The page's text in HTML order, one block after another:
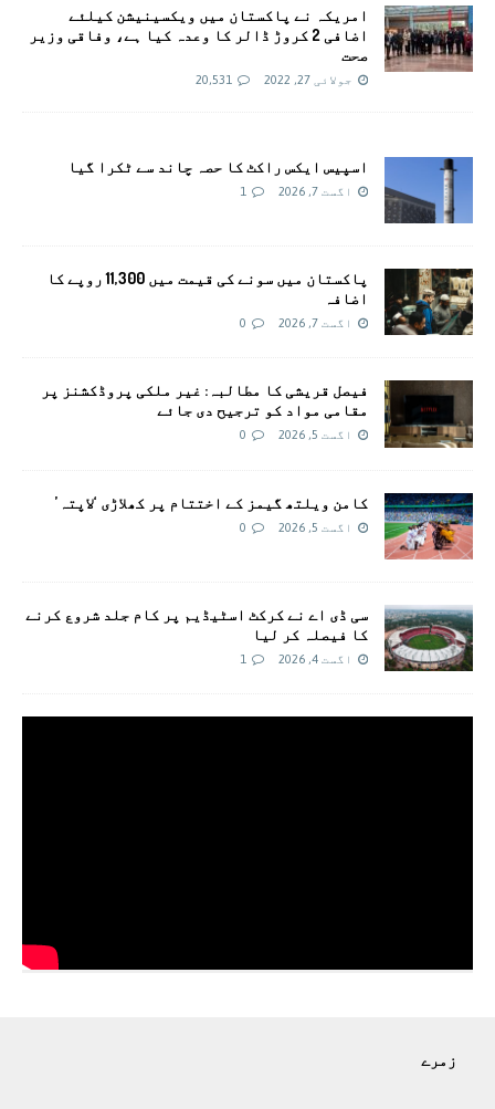
امريکہ نے پاکستان میں ویکسینیشن کیلئے
اضافی 2 کروڑ ڈالر کا وعدہ کیا ہے، وفاقی وزیر
صحت
جولائی 27, 2022 20,531
اسپیس ایکس راکٹ کا حصہ چاند سے ٹکرا گیا
اگست 7, 2026 1
پاکستان میں سونے کی قیمت میں 11,300 روپے کا
اضافہ
اگست 7, 2026 0
فیصل قریشی کا مطالبہ: غیر ملکی پروڈکشنز پر
مقامی مواد کو ترجیح دی جائے
اگست 5, 2026 0
کامن ویلتھ گیمز کے اختتام پر کھلاڑی ‘لاپتہ’
اگست 5, 2026 0
سی ڈی اے نے کرکٹ اسٹیڈیم پر کام جلد شروع کرنے
کا فیصلہ کر لیا
اگست 4, 2026 1
زمرے